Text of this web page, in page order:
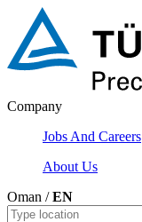
Company
Jobs And Careers
About Us
Oman /EN